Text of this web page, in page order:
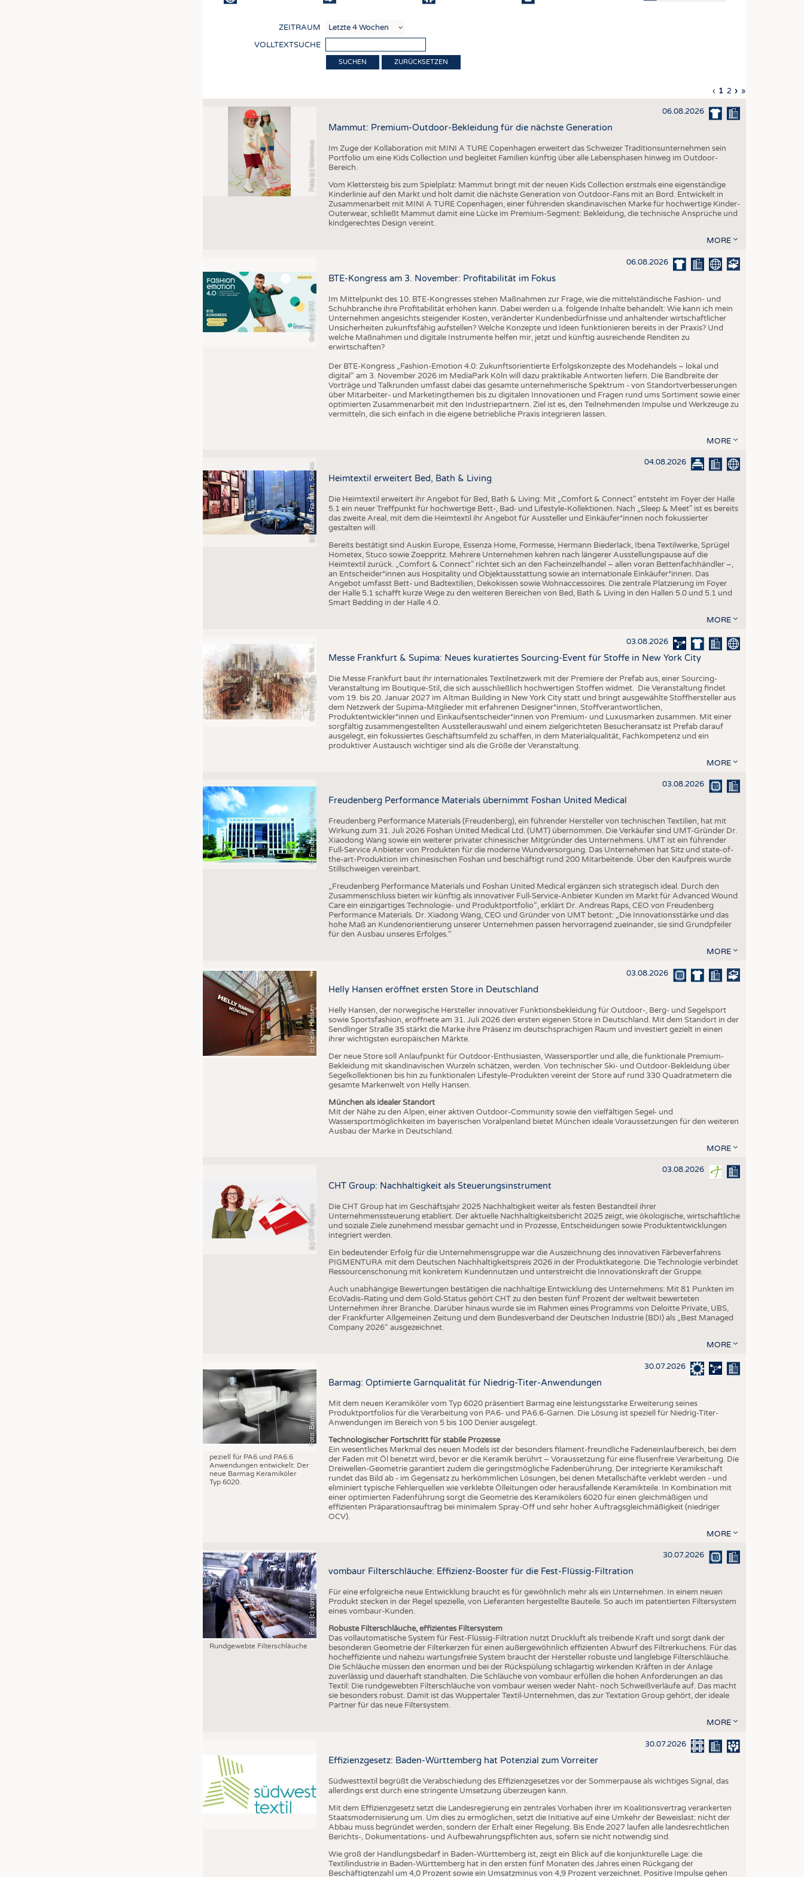
RECYCLING
TECHNISCHE TEXTILIEN
MEDIZIN
HAUS- UND HEIMTEXTILIEN
STELLENMARKT
KRÜGER PERSONAL HEADHUNTING
PRAKTIKA & AUSBILDUNGEN
AUSSCHREIBUNGEN
DTV AUSSCHREIBUNGSDIENST
TERMINE
BRANCHENTERMINE
ZEITRAUM
VOLLTEXTSUCHE
ZURÜCKSETZEN
Seitennummerierung
Vorherige
Seite
‹ Aktuelle
Seite
1 Seite
2 Nächste
Seite
› Letzte
Seite
»
Foto (c) Mammut
06.08.2026
Mammut: Premium-Outdoor-Bekleidung für die nächste Generation
Im Zuge der Kollaboration mit MINI A TURE Copenhagen erweitert das Schweizer Traditionsunternehmen sein
Portfolio um eine Kids Collection und begleitet Familien künftig über alle Lebensphasen hinweg im Outdoor-
Bereich.
Vom Klettersteig bis zum Spielplatz: Mammut bringt mit der neuen Kids Collection erstmals eine eigenständige
Kinderlinie auf den Markt und holt damit die nächste Generation von Outdoor-Fans mit an Bord. Entwickelt in
Zusammenarbeit mit MINI A TURE Copenhagen, einer führenden skandinavischen Marke für hochwertige Kinder-
Outerwear, schließt Mammut damit eine Lücke im Premium-Segment: Bekleidung, die technische Ansprüche und
kindgerechtes Design vereint.
MORE
Grafik (c) BTE
06.08.2026
BTE-Kongress am 3. November: Profitabilität im Fokus
Im Mittelpunkt des 10. BTE-Kongresses stehen Maßnahmen zur Frage, wie die mittelständische Fashion- und
Schuhbranche ihre Profitabilität erhöhen kann. Dabei werden u.a. folgende Inhalte behandelt: Wie kann ich mein
Unternehmen angesichts steigender Kosten, veränderter Kundenbedürfnisse und anhaltender wirtschaftlicher
Unsicherheiten zukunftsfähig aufstellen? Welche Konzepte und Ideen funktionieren bereits in der Praxis? Und
welche Maßnahmen und digitale Instrumente helfen mir, jetzt und künftig ausreichende Renditen zu
erwirtschaften?
Der BTE-Kongress „Fashion-Emotion 4.0: Zukunftsorientierte Erfolgskonzepte des Modehandels – lokal und
digital“ am 3. November 2026 im MediaPark Köln will dazu praktikable Antworten liefern. Die Bandbreite der
Vorträge und Talkrunden umfasst dabei das gesamte unternehmerische Spektrum - von Standortverbesserungen
über Mitarbeiter- und Marketingthemen bis zu digitalen Innovationen und Fragen rund ums Sortiment sowie einer
optimierten Zusammenarbeit mit den Industriepartnern. Ziel ist es, den Teilnehmenden Impulse und Werkzeuge zu
vermitteln, die sich einfach in die eigene betriebliche Praxis integrieren lassen.
MORE
(c) Messe Frankfurt, Sutera 04.08.2026
Heimtextil erweitert Bed, Bath & Living
Die Heimtextil erweitert ihr Angebot für Bed, Bath & Living: Mit „Comfort & Connect" entsteht im Foyer der Halle
5.1 ein neuer Treffpunkt für hochwertige Bett-, Bad- und Lifestyle-Kollektionen. Nach „Sleep & Meet" ist es bereits
das zweite Areal, mit dem die Heimtextil ihr Angebot für Aussteller und Einkäufer*innen noch fokussierter
gestalten will.
Bereits bestätigt sind Auskin Europe, Essenza Home, Formesse, Hermann Biederlack, Ibena Textilwerke, Sprügel
Hometex, Stuco sowie Zoeppritz. Mehrere Unternehmen kehren nach längerer Ausstellungspause auf die
Heimtextil zurück. „Comfort & Connect" richtet sich an den Facheinzelhandel – allen voran Bettenfachhändler –,
an Entscheider*innen aus Hospitality und Objektausstattung sowie an internationale Einkäufer*innen. Das
Angebot umfasst Bett- und Badtextilien, Dekokissen sowie Wohnaccessoires. Die zentrale Platzierung im Foyer
der Halle 5.1 schafft kurze Wege zu den weiteren Bereichen von Bed, Bath & Living in den Hallen 5.0 und 5.1 und
Smart Bedding in der Halle 4.0.
MORE
r
a
f
i
k
P
i
x
a
b
a
y
,
T
h
a
n
h
N
g
u
y
e
n
S
l 03.08.2026
Messe Frankfurt & Supima: Neues kuratiertes Sourcing-Event für Stoffe in New York City
Die Messe Frankfurt baut ihr internationales Textilnetzwerk mit der Premiere der Prefab aus, einer Sourcing-
Veranstaltung im Boutique-Stil, die sich ausschließlich hochwertigen Stoffen widmet. Die Veranstaltung findet
vom 19. bis 20. Januar 2027 im Altman Building in New York City statt und bringt ausgewählte Stoffhersteller aus
dem Netzwerk der Supima-Mitglieder mit erfahrenen Designer*innen, Stoffverantwortlichen,
Produktentwickler*innen und Einkaufsentscheider*innen von Premium- und Luxusmarken zusammen. Mit einer
sorgfältig zusammengestellten Ausstellerauswahl und einem zielgerichteten Besucheransatz ist Prefab darauf
ausgelegt, ein fokussiertes Geschäftsumfeld zu schaffen, in dem Materialqualität, Fachkompetenz und ein
produktiver Austausch wichtiger sind als die Größe der Veranstaltung.
MORE
©
F
r
e
u
d
e
n
b
e
r
g
P
e
r
f
o
r
m
a
n
c
e
M
a
t
e
r
i
a
l
s 03.08.2026
Freudenberg Performance Materials übernimmt Foshan United Medical
Freudenberg Performance Materials (Freudenberg), ein führender Hersteller von technischen Textilien, hat mit
Wirkung zum 31. Juli 2026 Foshan United Medical Ltd. (UMT) übernommen. Die Verkäufer sind UMT-Gründer Dr.
Xiaodong Wang sowie ein weiterer privater chinesischer Mitgründer des Unternehmens. UMT ist ein führender
Full-Service Anbieter von Produkten für die moderne Wundversorgung. Das Unternehmen hat Sitz und state-of-
the-art-Produktion im chinesischen Foshan und beschäftigt rund 200 Mitarbeitende. Über den Kaufpreis wurde
Stillschweigen vereinbart.
„Freudenberg Performance Materials und Foshan United Medical ergänzen sich strategisch ideal. Durch den
Zusammenschluss bieten wir künftig als innovativer Full-Service-Anbieter Kunden im Markt für Advanced Wound
Care ein einzigartiges Technologie- und Produktportfolio“, erklärt Dr. Andreas Raps, CEO von Freudenberg
Performance Materials. Dr. Xiadong Wang, CEO und Gründer von UMT betont: „Die Innovationsstärke und das
hohe Maß an Kundenorientierung unserer Unternehmen passen hervorragend zueinander, sie sind Grundpfeiler
für den Ausbau unseres Erfolges.“
MORE
(c) Helly Hansen
03.08.2026
Helly Hansen eröffnet ersten Store in Deutschland
Helly Hansen, der norwegische Hersteller innovativer Funktionsbekleidung für Outdoor-, Berg- und Segelsport
sowie Sportsfashion, eröffnete am 31. Juli 2026 den ersten eigenen Store in Deutschland. Mit dem Standort in der
Sendlinger Straße 35 stärkt die Marke ihre Präsenz im deutschsprachigen Raum und investiert gezielt in einen
ihrer wichtigsten europäischen Märkte.
Der neue Store soll Anlaufpunkt für Outdoor-Enthusiasten, Wassersportler und alle, die funktionale Premium-
Bekleidung mit skandinavischen Wurzeln schätzen, werden. Von technischer Ski- und Outdoor-Bekleidung über
Segelkollektionen bis hin zu funktionalen Lifestyle-Produkten vereint der Store auf rund 330 Quadratmetern die
gesamte Markenwelt von Helly Hansen.
München als idealer Standort
Mit der Nähe zu den Alpen, einer aktiven Outdoor-Community sowie den vielfältigen Segel- und
Wassersportmöglichkeiten im bayerischen Voralpenland bietet München ideale Voraussetzungen für den weiteren
Ausbau der Marke in Deutschland.
MORE
(c) CHT Gruppe
03.08.2026
CHT Group: Nachhaltigkeit als Steuerungsinstrument
Die CHT Group hat im Geschäftsjahr 2025 Nachhaltigkeit weiter als festen Bestandteil ihrer
Unternehmenssteuerung etabliert. Der aktuelle Nachhaltigkeitsbericht 2025 zeigt, wie ökologische, wirtschaftliche
und soziale Ziele zunehmend messbar gemacht und in Prozesse, Entscheidungen sowie Produktentwicklungen
integriert werden.
Ein bedeutender Erfolg für die Unternehmensgruppe war die Auszeichnung des innovativen Färbeverfahrens
PIGMENTURA mit dem Deutschen Nachhaltigkeitspreis 2026 in der Produktkategorie. Die Technologie verbindet
Ressourcenschonung mit konkretem Kundennutzen und unterstreicht die Innovationskraft der Gruppe.
Auch unabhängige Bewertungen bestätigen die nachhaltige Entwicklung des Unternehmens: Mit 81 Punkten im
EcoVadis-Rating und dem Gold-Status gehört CHT zu den besten fünf Prozent der weltweit bewerteten
Unternehmen ihrer Branche. Darüber hinaus wurde sie im Rahmen eines Programms von Deloitte Private, UBS,
der Frankfurter Allgemeinen Zeitung und dem Bundesverband der Deutschen Industrie (BDI) als „Best Managed
Company 2026“ ausgezeichnet.
MORE
Foto: Barmag
peziell für PA6 und PA6.6
Anwendungen entwickelt: Der
neue Barmag Keramiköler
Typ 6020.
30.07.2026
Barmag: Optimierte Garnqualität für Niedrig-Titer-Anwendungen
Mit dem neuen Keramiköler vom Typ 6020 präsentiert Barmag eine leistungsstarke Erweiterung seines
Produktportfolios für die Verarbeitung von PA6- und PA6.6-Garnen. Die Lösung ist speziell für Niedrig-Titer-
Anwendungen im Bereich von 5 bis 100 Denier ausgelegt.
Technologischer Fortschritt für stabile Prozesse
Ein wesentliches Merkmal des neuen Models ist der besonders filament-freundliche Fadeneinlaufbereich, bei dem
der Faden mit Öl benetzt wird, bevor er die Keramik berührt – Voraussetzung für eine flusenfreie Verarbeitung. Die
Dreiwellen-Geometrie garantiert zudem die geringstmögliche Fadenberührung. Der integrierte Keramikschaft
rundet das Bild ab - im Gegensatz zu herkömmlichen Lösungen, bei denen Metallschäfte verklebt werden - und
eliminiert typische Fehlerquellen wie verklebte Ölleitungen oder herausfallende Keramikteile. In Kombination mit
einer optimierten Fadenführung sorgt die Geometrie des Keramikölers 6020 für einen gleichmäßigen und
effizienten Präparationsauftrag bei minimalem Spray-Off und sehr hoher Auftragsgleichmäßigkeit (niedriger
OCV).
MORE
Foto: (c) vombaur
Rundgewebte Filterschläuche
30.07.2026
vombaur Filterschläuche: Effizienz-Booster für die Fest-Flüssig-Filtration
Für eine erfolgreiche neue Entwicklung braucht es für gewöhnlich mehr als ein Unternehmen. In einem neuen
Produkt stecken in der Regel spezielle, von Lieferanten hergestellte Bauteile. So auch im patentierten Filtersystem
eines vombaur-Kunden.
Robuste Filterschläuche, effizientes Filtersystem
Das vollautomatische System für Fest-Flüssig-Filtration nutzt Druckluft als treibende Kraft und sorgt dank der
besonderen Geometrie der Filterkerzen für einen außergewöhnlich effizienten Abwurf des Filtrerkuchens. Für das
hocheffiziente und nahezu wartungsfreie System braucht der Hersteller robuste und langlebige Filterschläuche.
Die Schläuche müssen den enormen und bei der Rückspülung schlagartig wirkenden Kräften in der Anlage
zuverlässig und dauerhaft standhalten. Die Schläuche von vombaur erfüllen die hohen Anforderungen an das
Textil: Die rundgewebten Filterschläuche von vombaur weisen weder Naht- noch Schweißverläufe auf. Das macht
sie besonders robust. Damit ist das Wuppertaler Textil-Unternehmen, das zur Textation Group gehört, der ideale
Partner für das neue Filtersystem.
MORE
30.07.2026
Effizienzgesetz: Baden-Württemberg hat Potenzial zum Vorreiter
Südwesttextil begrüßt die Verabschiedung des Effizienzgesetzes vor der Sommerpause als wichtiges Signal, das
allerdings erst durch eine stringente Umsetzung überzeugen kann.
Mit dem Effizienzgesetz setzt die Landesregierung ein zentrales Vorhaben ihrer im Koalitionsvertrag verankerten
Staatsmodernisierung um. Um dies zu ermöglichen, setzt die Initiative auf eine Umkehr der Beweislast: nicht der
Abbau muss begründet werden, sondern der Erhalt einer Regelung. Bis Ende 2027 laufen alle landesrechtlichen
Berichts-, Dokumentations- und Aufbewahrungspflichten aus, sofern sie nicht notwendig sind.
Wie groß der Handlungsbedarf in Baden-Württemberg ist, zeigt ein Blick auf die konjunkturelle Lage: die
Textilindustrie in Baden-Württemberg hat in den ersten fünf Monaten des Jahres einen Rückgang der
Beschäftigtenzahl um 4,0 Prozent sowie ein Umsatzminus von 4,9 Prozent verzeichnet. Positive Impulse gehen